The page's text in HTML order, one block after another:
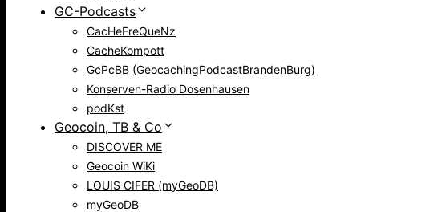
GC-Podcasts
CacHeFreQueNz
CacheKompott
GcPcBB (GeocachingPodcastBrandenBurg)
Konserven-Radio Dosenhausen
podKst
Geocoin, TB & Co
DISCOVER ME
Geocoin WiKi
LOUIS CIFER (myGeoDB)
myGeoDB